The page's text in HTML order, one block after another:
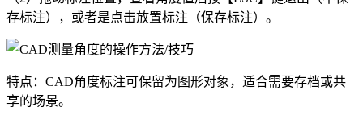
存标注），或者是点击放置标注（保存标注）。
特点：CAD角度标注可保留为图形对象，适合需要存档或共
享的场景。